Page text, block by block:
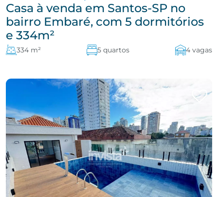
Casa à venda em Santos-SP no
bairro Embaré, com 5 dormitórios
e 334m²
334 m² 5 quartos 4 vagas